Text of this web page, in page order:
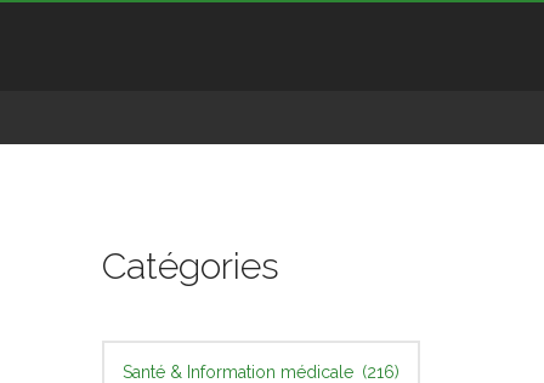
Catégories
Santé & Information médicale (216)